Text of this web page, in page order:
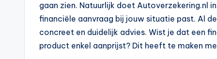
gaan zien. Natuurlijk doet Autoverzekering.nl
financiële aanvraag bij jouw situatie past. Al
concreet en duidelijk advies. Wist je dat een
product enkel aanprijst? Dit heeft te maken